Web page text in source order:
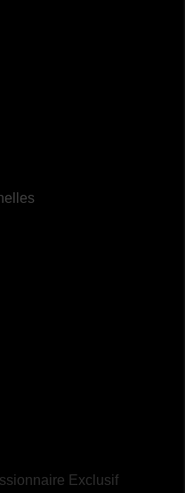
Exclusif